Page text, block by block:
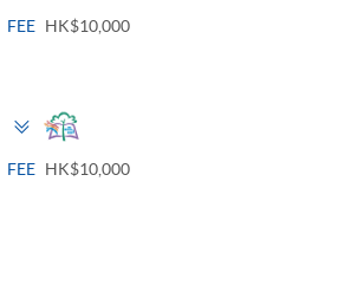
FEE HK$10,000
Toggle
panel
FEE HK$10,000